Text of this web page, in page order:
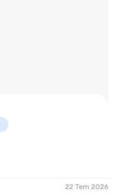
22 Tem 2026